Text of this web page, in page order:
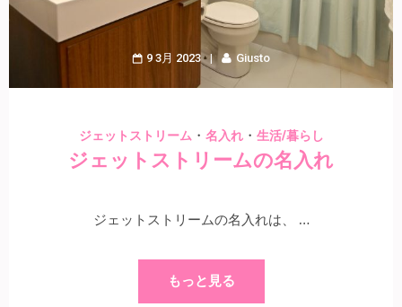
9 3月 2023 Giusto
ジェットストリーム・ 名入れ・ 生活/暮らし
ジェットストリームの名入れ
ジェットストリームの名入れは、 …
もっと見る